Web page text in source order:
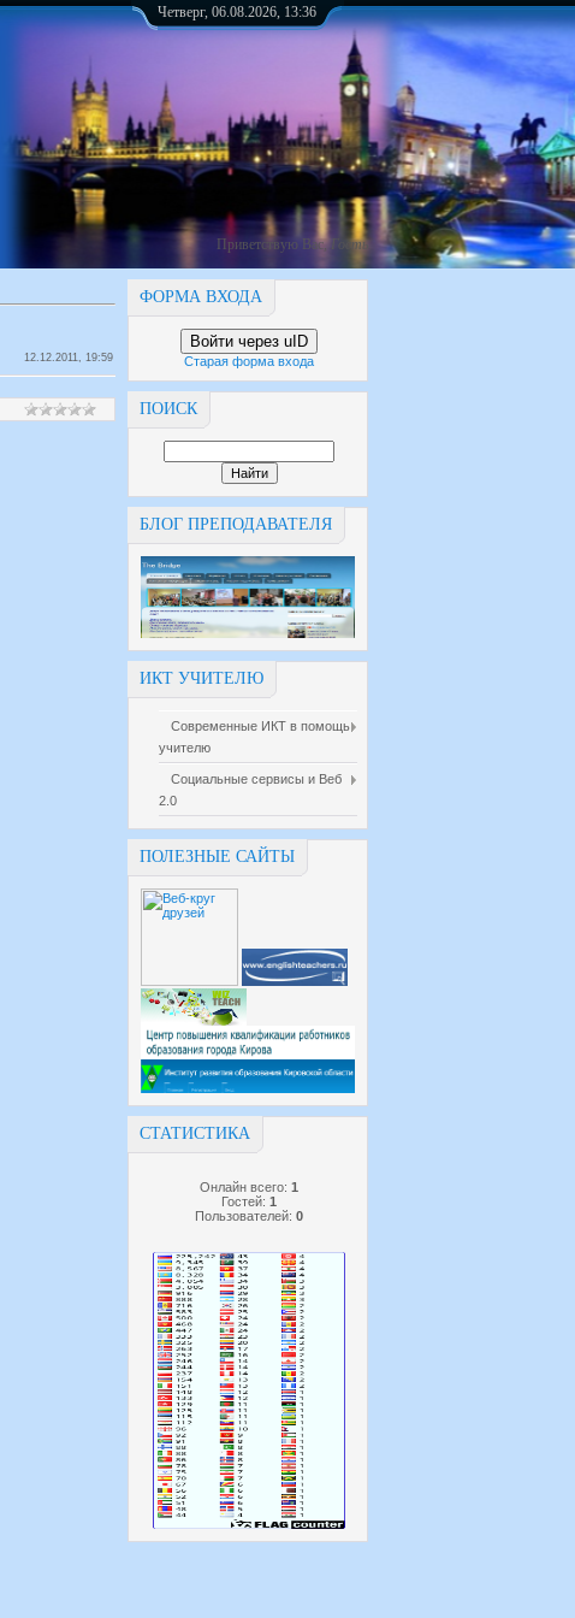
Четверг, 06.08.2026, 13:36
Приветствую Вас, Гость
ФОРМА ВХОДА
Войти через uID
Старая форма входа
ПОИСК
БЛОГ ПРЕПОДАВАТЕЛЯ
ИКТ УЧИТЕЛЮ
Современные ИКТ в помощь
учителю
Социальные сервисы и Веб
2.0
ПОЛЕЗНЫЕ САЙТЫ
СТАТИСТИКА
Онлайн всего: 1
Гостей: 1
Пользователей: 0
12.12.2011, 19:59